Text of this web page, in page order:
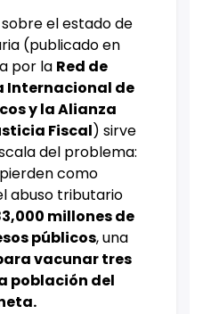
el estado de
(publicado en
por la Red de
Internacional de
y la Alianza
Fiscal) sirve
del problema:
como
abuso tributario
millones de
públicos, una
vacunar tres
población del